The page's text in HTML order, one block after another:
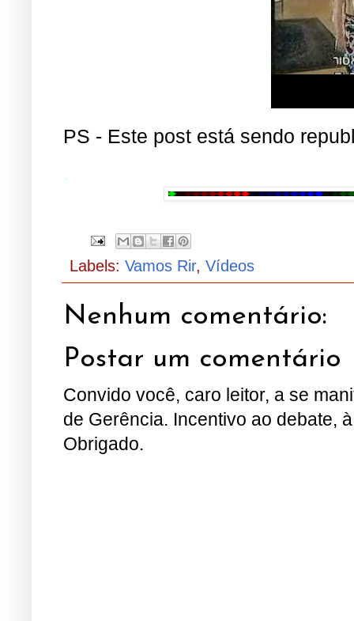
PS - Este post está sendo
.
Labels: Vamos Rir, Vídeos
Nenhum comentário:
Postar um comentário
Convido você, caro leitor, a se
de Gerência. Incentivo ao debate,
Obrigado.